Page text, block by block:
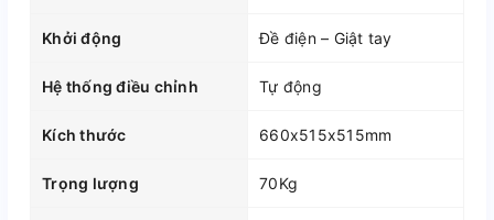
Khởi động Đề điện – Giật tay
Hệ thống điều chỉnh Tự động
Kích thước 660x515x515mm
Trọng lượng 70Kg